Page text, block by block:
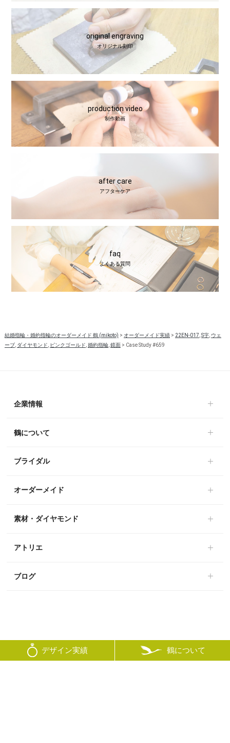
デザイン実績 鶴について
original engraving
オリジナル刻印
production video
制作動画
after care
アフターケア
faq
よくある質問
結婚指輪・婚約指輪のオーダーメイド 鶴 (mikoto) > オーダーメイド実績> 22EN-017,S字, ウェ
ーブ, ダイヤモンド, ピンクゴールド,婚約指輪,鏡面 > Case Study #659
企業情報
鶴について
ブライダル
オーダーメイド
素材・ダイヤモンド
アトリエ
ブログ